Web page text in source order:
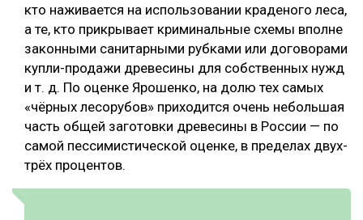
кто наживается на использовании краденого леса,
а те, кто прикрывает криминальные схемы вполне
законными санитарными рубками или договорами
купли-продажи древесины для собственных нужд
и т. д. По оценке Ярошенко, на долю тех самых
«чёрных лесорубов» приходится очень небольшая
часть общей заготовки древесины в России — по
самой пессимистической оценке, в пределах двух-
трёх процентов.